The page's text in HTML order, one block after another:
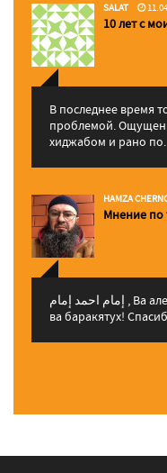
SALAT
10 лет с
В последнее время
проблемой.
хиджабом и рано
HAMZA
Мнение по
إمام احمد إمام , Ва алейкум ассалам ва рахматуЛлахи
ва баракятух!